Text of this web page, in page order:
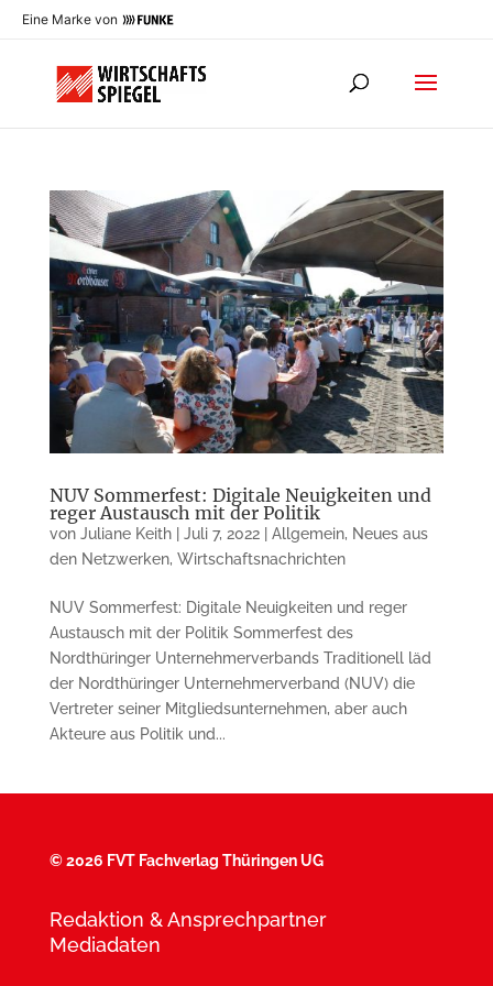
Eine Marke von
NUV Sommerfest: Digitale Neuigkeiten und
reger Austausch mit der Politik
von Juliane Keith| Juli 7, 2022| Allgemein, Neues aus
den Netzwerken, Wirtschaftsnachrichten
NUV Sommerfest: Digitale Neuigkeiten und reger
Austausch mit der Politik Sommerfest des
Nordthüringer Unternehmerverbands Traditionell läd
der Nordthüringer Unternehmerverband (NUV) die
Vertreter seiner Mitgliedsunternehmen, aber auch
Akteure aus Politik und...
©2026 FVT Fachverlag Thüringen UG
Redaktion & Ansprechpartner
Mediadaten